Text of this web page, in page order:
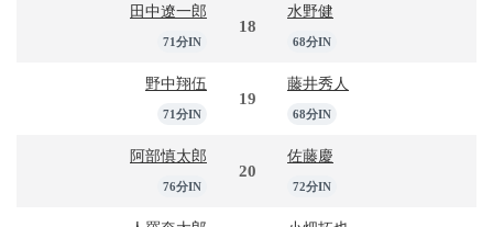
田中遼一郎
71分IN
18
水野健
68分IN
野中翔伍
71分IN
19
藤井秀人
68分IN
阿部慎太郎
76分IN
20
佐藤慶
72分IN